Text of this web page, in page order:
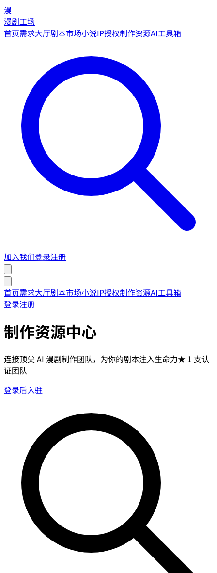
漫
漫剧工场
首页需求大厅剧本市场小说IP授权制作资源AI工具箱
加入我们登录注册
首页需求大厅剧本市场小说IP授权制作资源AI工具箱
登录注册
制作资源中心
连接顶尖 AI 漫剧制作团队，为你的剧本注入生命力★ 1 支认
证团队
登录后入驻